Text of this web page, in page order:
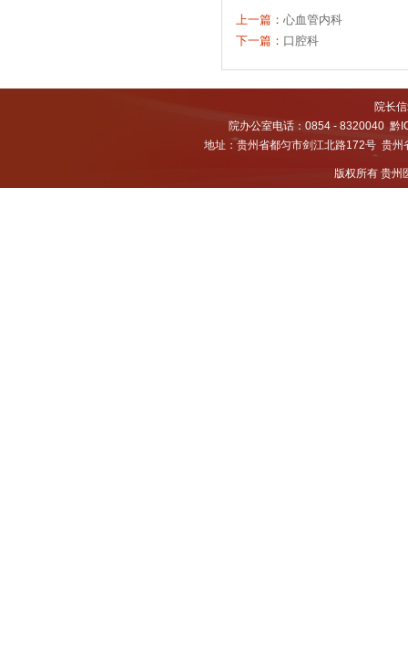
上一篇： 心血管内科
下一篇： 口腔科
院长
院办公室电话：0854 - 8320040黔
地址：贵州省都匀市剑江北路172号 贵
版权所有 贵州